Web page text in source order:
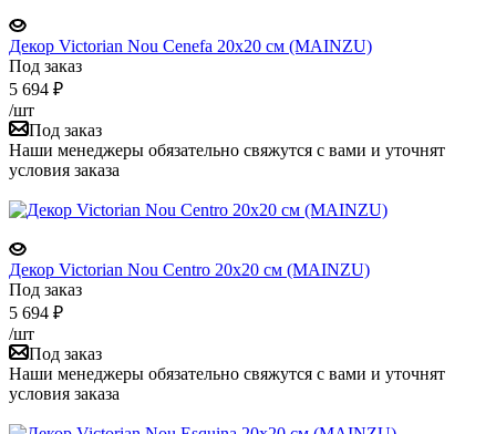
Декор Victorian Nou Cenefa 20x20 см (MAINZU)
Под заказ
5 694 ₽
/шт
Под заказ
Наши менеджеры обязательно свяжутся с вами и уточнят
условия заказа
Декор Victorian Nou Centro 20x20 см (MAINZU)
Под заказ
5 694 ₽
/шт
Под заказ
Наши менеджеры обязательно свяжутся с вами и уточнят
условия заказа